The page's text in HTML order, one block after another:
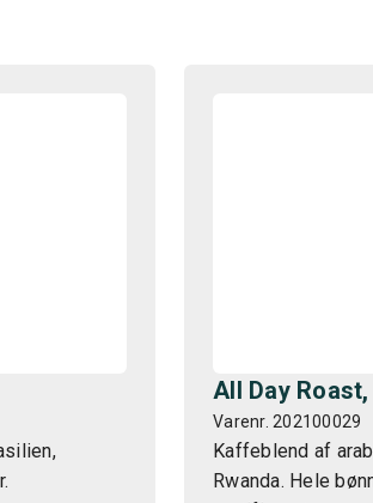
All Day
Varenr. 202100029
Kaffeblend af
Rwanda. Hele